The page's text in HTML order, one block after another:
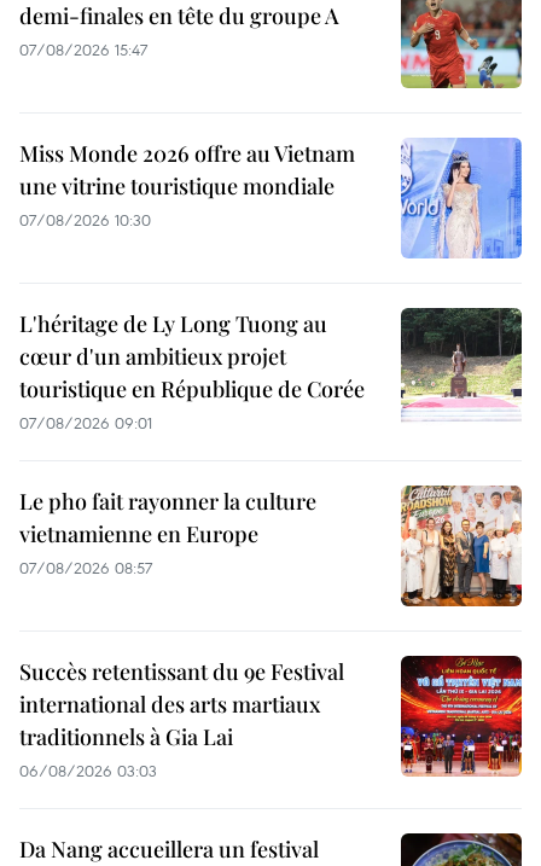
demi-finales en tête du groupe A
07/08/2026 15:47
Miss Monde 2026 offre au Vietnam
une vitrine touristique mondiale
07/08/2026 10:30
L'héritage de Ly Long Tuong au
cœur d'un ambitieux projet
touristique en République de Corée
07/08/2026 09:01
Le pho fait rayonner la culture
vietnamienne en Europe
07/08/2026 08:57
Succès retentissant du 9e Festival
international des arts martiaux
traditionnels à Gia Lai
06/08/2026 03:03
Da Nang accueillera un festival